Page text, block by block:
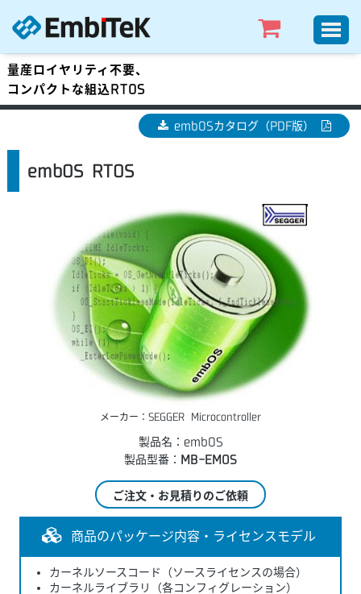
量産ロイヤリティ不要、
コンパクトな組込RTOS
embOSカタログ（PDF版）
embOS RTOS
メーカー：SEGGER Microcontroller
製品名：embOS
製品型番：
MB-EMOS
ご注文・お見積りのご依頼
商品のパッケージ内容・ライセンスモデル
カーネルソースコード（ソースライセンスの場合）
カーネルライブラリ（各コンフィグレーション）